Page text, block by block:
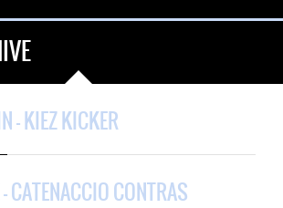
– KIEZ KICKER
CATENACCIO CONTRAS